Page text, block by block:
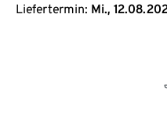
Liefertermin: Mi.,